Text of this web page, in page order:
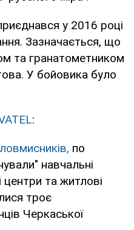
у 2016 році
Зазначається, що
та гранатометником
У бойовика було
:
по
навчальні
центри та житлові
троє
Черкаської